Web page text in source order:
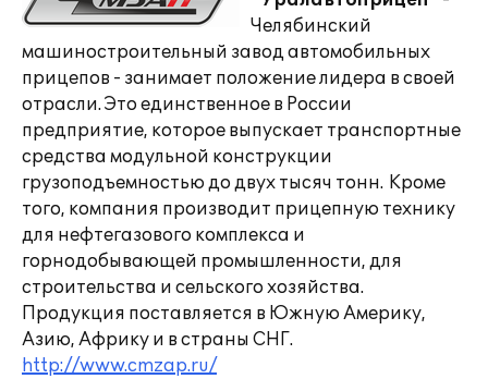
Челябинский
машиностроительный завод автомобильных
прицепов - занимает положение лидера в своей
отрасли. Это единственное в России
предприятие, которое выпускает транспортные
средства модульной конструкции
грузоподъемностью до двух тысяч тонн. Кроме
того, компания производит прицепную технику
для нефтегазового комплекса и
горнодобывающей промышленности, для
строительства и сельского хозяйства.
Продукция поставляется в Южную Америку,
Азию, Африку и в страны СНГ.
http://www.cmzap.ru/